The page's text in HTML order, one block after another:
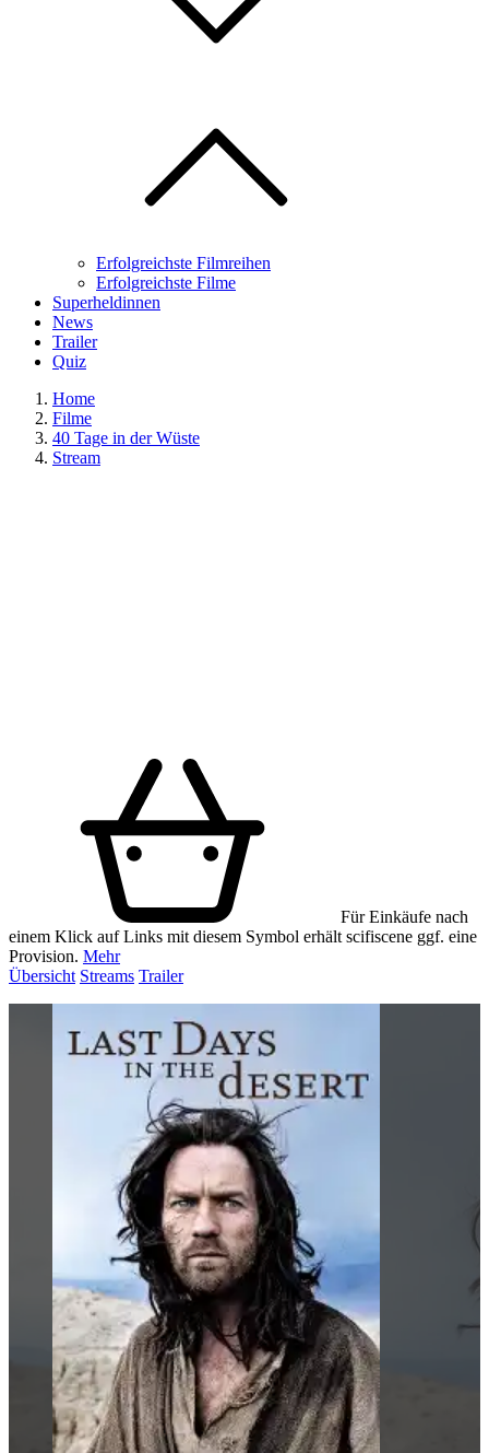
Erfolgreichste Filmreihen
Erfolgreichste Filme
Superheldinnen
News
Trailer
Quiz
Home
Filme
40 Tage in der Wüste
Stream
Für Einkäufe nach
einem Klick auf Links mit diesem Symbol erhält scifiscene ggf. eine
Provision. Mehr
Übersicht Streams Trailer